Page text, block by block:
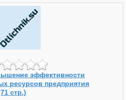
эффективности
ресурсов предприятия
стр.)